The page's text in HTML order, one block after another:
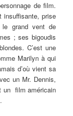
de film.
insuffisante, prise
grand vent de
; ses bigoudis
C’est une
Marilyn à qui
d’où vient sa
un Mr. Dennis,
un film américain